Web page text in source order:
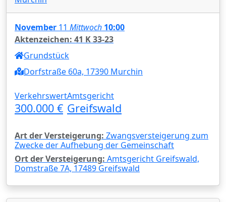
November 11 Mittwoch 10:00
Aktenzeichen: 41 K 33-23
Grundstück
Dorfstraße 60a, 17390 Murchin
Verkehrswert
300.000 €
Amtsgericht
Greifswald
Art der Versteigerung: Zwangsversteigerung zum
Zwecke der Aufhebung der Gemeinschaft
Ort der Versteigerung: Amtsgericht Greifswald,
Domstraße 7A, 17489 Greifswald